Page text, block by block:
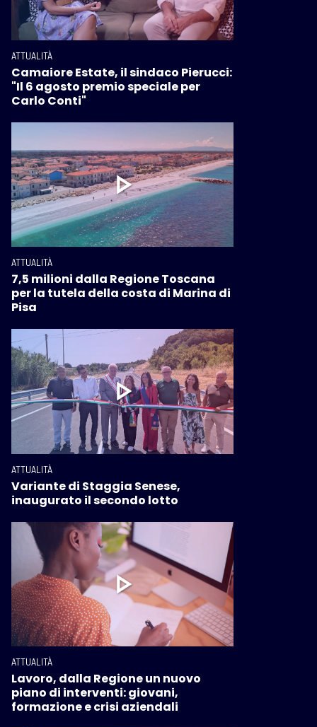
ATTUALITÀ
Camaiore Estate, il sindaco Pierucci:
"Il 6 agosto premio speciale per
Carlo Conti"
ATTUALITÀ
7,5 milioni dalla Regione Toscana
per la tutela della costa di Marina di
Pisa
ATTUALITÀ
Variante di Staggia Senese,
inaugurato il secondo lotto
ATTUALITÀ
Lavoro, dalla Regione un nuovo
piano di interventi: giovani,
formazione e crisi aziendali